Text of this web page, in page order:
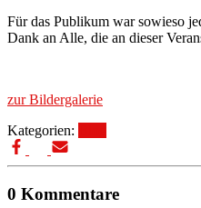
Für das Publikum war sowieso
Dank an Alle, die an dieser
zur Bildergalerie
Kategorien:
0 Kommentare